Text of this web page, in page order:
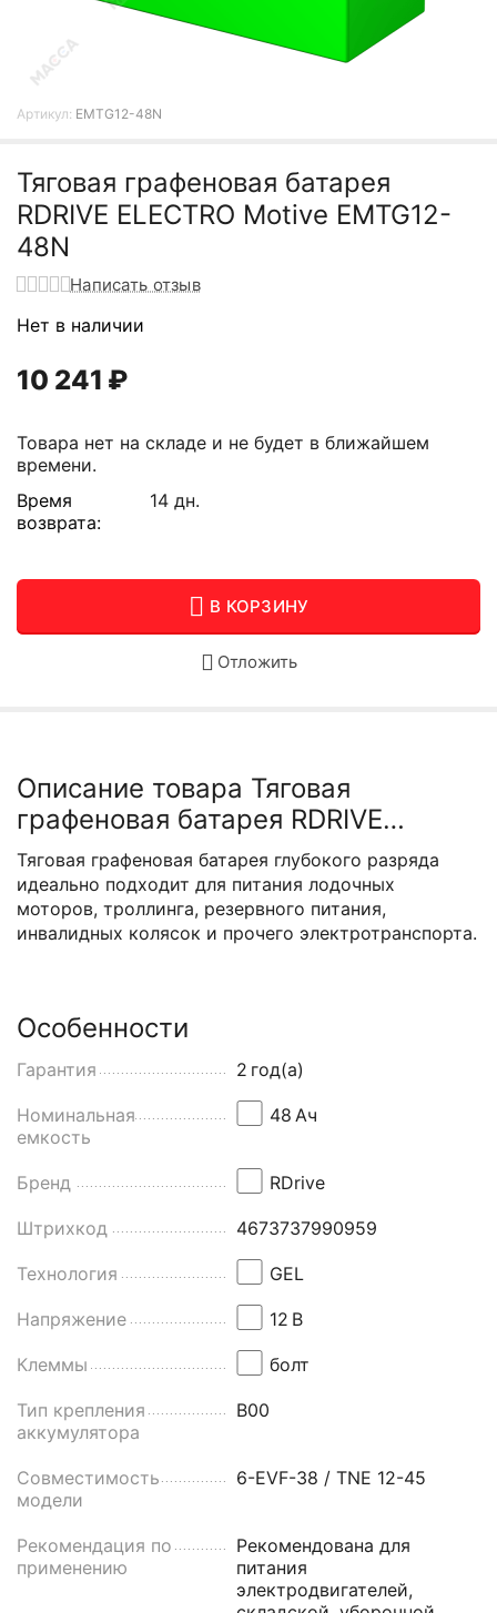
Артикул: EMTG12-48N
Тяговая графеновая батарея
RDRIVE ELECTRO Motive EMTG12-
48N
Написать отзыв
Нет в наличии
10 241 ₽
Товара нет на складе и не будет в ближайшем
времени.
Время
возврата:
14 дн.
В КОРЗИНУ
Отложить
Описание товара Тяговая
графеновая батарея RDRIVE
ELECTRO Motive EMTG12-48N
Тяговая графеновая батарея глубокого разряда
идеально подходит для питания лодочных
моторов, троллинга, резервного питания,
инвалидных колясок и прочего электротранспорта.
Особенности
Гарантия 2 год(а)
Номинальная
емкость
48 Aч
Бренд RDrive
Штрихкод 4673737990959
Технология GEL
Напряжение 12 В
Клеммы болт
Тип крепления
аккумулятора
B00
Совместимость
модели
6-EVF-38 / TNE 12-45
Рекомендация по
применению
Рекомендована для
питания
электродвигателей,